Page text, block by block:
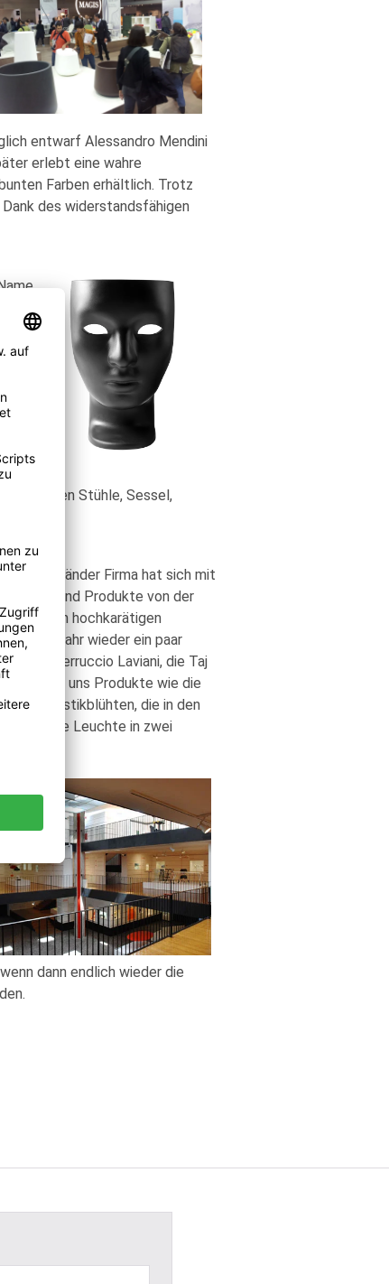
entwarf Alessandro Mendini
erlebt eine wahre
Farben erhältlich. Trotz
des widerstandsfähigen
gehören Stühle, Sessel,
Die Mailänder Firma hat sich mit
Produkte von der
weiteren hochkarätigen
dieses Jahr wieder ein paar
von Ferruccio Laviani, die Taj
erfüllen uns Produkte wie die
Plastikblühten, die in den
gibt es die Leuchte in zwei
dann endlich wieder die